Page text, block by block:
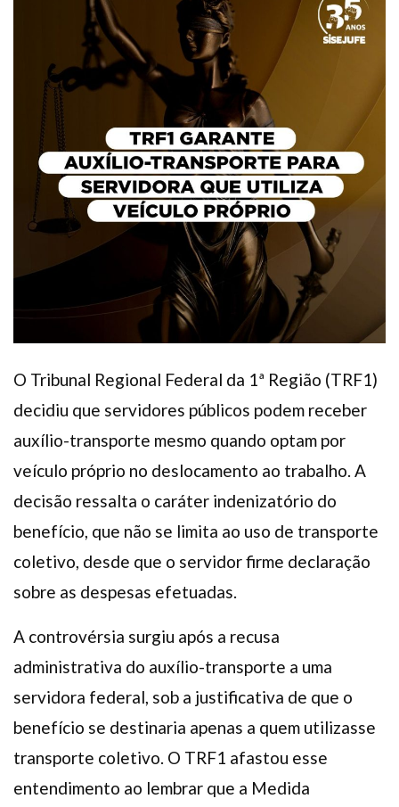
O Tribunal Regional Federal da 1ª Região (TRF1)
decidiu que servidores públicos podem receber
auxílio-transporte mesmo quando optam por
veículo próprio no deslocamento ao trabalho. A
decisão ressalta o caráter indenizatório do
benefício, que não se limita ao uso de transporte
coletivo, desde que o servidor firme declaração
sobre as despesas efetuadas.
A controvérsia surgiu após a recusa
administrativa do auxílio-transporte a uma
servidora federal, sob a justificativa de que o
benefício se destinaria apenas a quem utilizasse
transporte coletivo. O TRF1 afastou esse
entendimento ao lembrar que a Medida
Plano de Saúde
Assistência Funeral
Pós-graduação
Facebook
Twitter Youtube TikTok